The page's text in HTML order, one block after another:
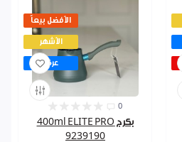
الأفضل بيعاً
الأشهر
عرض
0
بكرج 400ml ELITE PRO
9239190